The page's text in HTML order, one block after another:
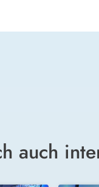
auch